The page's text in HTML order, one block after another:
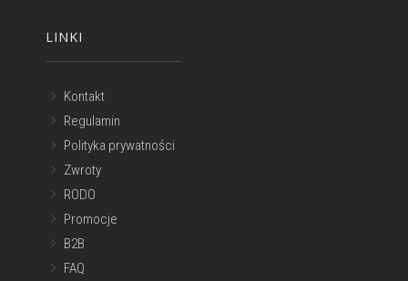
LINKI
Kontakt
Regulamin
Polityka prywatności
Zwroty
RODO
Promocje
B2B
FAQ